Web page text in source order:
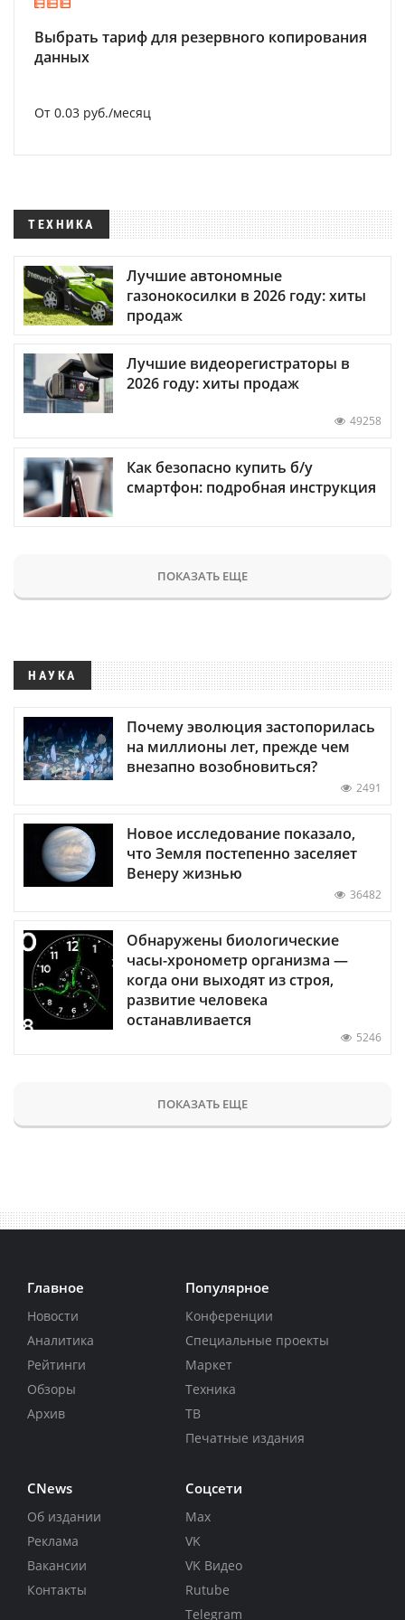
Выбрать тариф для резервного копирования
данных
От 0.03 руб./месяц
ТЕХНИКА
Лучшие автономные
газонокосилки в 2026 году: хиты
продаж
Лучшие видеорегистраторы в
2026 году: хиты продаж
49258
Как безопасно купить б/у
смартфон: подробная инструкция
ПОКАЗАТЬ ЕЩЕ
НАУКА
Почему эволюция застопорилась
на миллионы лет, прежде чем
внезапно возобновиться?
2491
Новое исследование показало,
что Земля постепенно заселяет
Венеру жизнью
36482
Обнаружены биологические
часы-хронометр организма —
когда они выходят из строя,
развитие человека
останавливается
5246
ПОКАЗАТЬ ЕЩЕ
Главное
Новости
Аналитика
Рейтинги
Обзоры
Архив
Популярное
Конференции
Специальные проекты
Маркет
Техника
ТВ
Печатные издания
CNews
Об издании
Реклама
Вакансии
Контакты
Соцсети
Max
VK
VK Видео
Rutube
Telegram